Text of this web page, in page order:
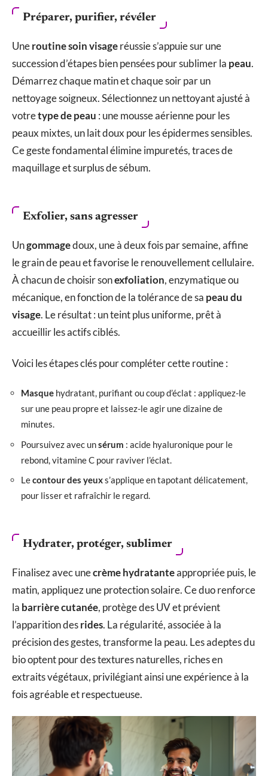
Préparer, purifier, révéler
Uneroutine soin visageréussie s’appuie sur une
succession d’étapes bien pensées pour sublimer la peau.
Démarrez chaque matin et chaque soir par un
nettoyage soigneux. Sélectionnez un nettoyant ajusté à
votretype de peau : une mousse aérienne pour les
peaux mixtes, un lait doux pour les épidermes sensibles.
Ce geste fondamental élimine impuretés, traces de
maquillage et surplus de sébum.
Exfolier, sans agresser
Ungommagedoux, une à deux fois par semaine, affine
le grain de peau et favorise le renouvellement cellulaire.
À chacun de choisir sonexfoliation, enzymatique ou
mécanique, en fonction de la tolérance de sa peau du
visage. Le résultat : un teint plus uniforme, prêt à
accueillir les actifs ciblés.
Voici les étapes clés pour compléter cette routine :
Masque hydratant, purifiant ou coup d’éclat : appliquez-le
sur une peau propre et laissez-le agir une dizaine de
minutes.
Poursuivez avec unsérum : acide hyaluronique pour le
rebond, vitamine C pour raviver l’éclat.
Lecontour des yeuxs’applique en tapotant délicatement,
pour lisser et rafraîchir le regard.
Hydrater, protéger, sublimer
Finalisez avec unecrème hydratanteappropriée puis, le
matin, appliquez une protection solaire. Ce duo renforce
la barrière cutanée, protège des UV et prévient
l’apparition desrides. La régularité, associée à la
précision des gestes, transforme la peau. Les adeptes du
bio optent pour des textures naturelles, riches en
extraits végétaux, privilégiant ainsi une expérience à la
fois agréable et respectueuse.